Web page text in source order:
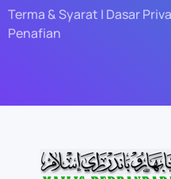
Terma & Syarat | Dasar
Penafian